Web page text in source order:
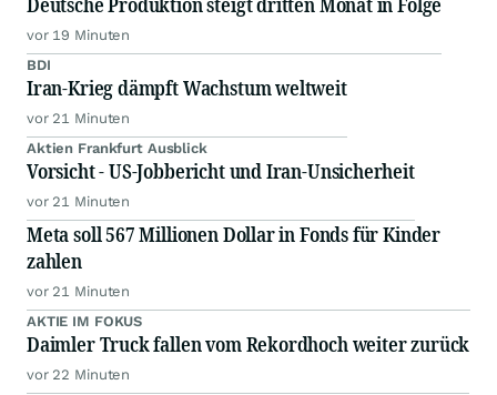
vor 19 Minuten
BDI
Iran-Krieg dämpft Wachstum weltweit
vor 21 Minuten
Aktien Frankfurt Ausblick
Vorsicht - US-Jobbericht und Iran-Unsicherheit
vor 21 Minuten
Meta soll 567 Millionen Dollar in Fonds für Kinder
zahlen
vor 21 Minuten
AKTIE IM FOKUS
Daimler Truck fallen vom Rekordhoch weiter zurück
vor 22 Minuten